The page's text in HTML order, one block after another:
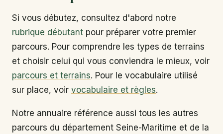
Si vous débutez, consultez d'abord notre
rubrique débutant pour préparer votre premier
parcours. Pour comprendre les types de terrains
et choisir celui qui vous conviendra le mieux, voir
parcours et terrains. Pour le vocabulaire utilisé
sur place, voir vocabulaire et règles.
Notre annuaire référence aussi tous les autres
parcours du département Seine-Maritime et de la